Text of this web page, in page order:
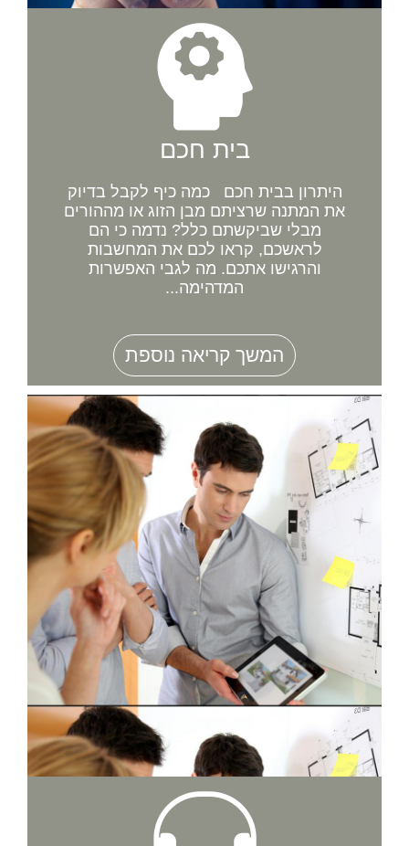
בית חכם
היתרון בבית חכם כמה כיף לקבל בדיוק
את המתנה שרציתם מבן הזוג או מההורים
מבלי שביקשתם כלל? נדמה כי הם
לראשכם, קראו לכם את המחשבות
והרגישו אתכם. מה לגבי האפשרות
המדהימה...
המשך קריאה נוספת